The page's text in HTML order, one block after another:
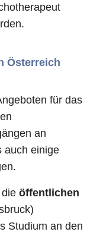
Österreich
für das
an
auch einige
öffentlichen
Studium an den